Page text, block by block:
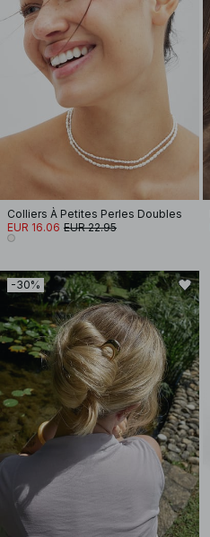
Colliers À Petites Perles Doubles
EUR 16.06 EUR 22.95
-30%